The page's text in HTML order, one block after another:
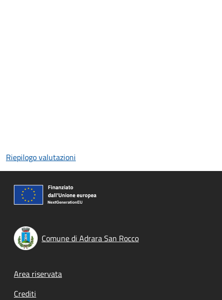
Riepilogo valutazioni
Comune di Adrara San Rocco
Footer menu
Area riservata
Crediti